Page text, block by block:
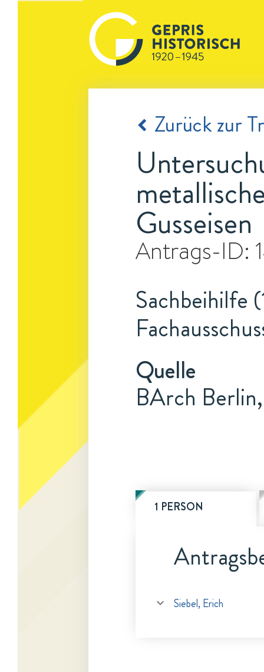
Zurück zur
Gusseisen
Antrags-ID:
Sachbeihilfe
Quelle
BArch
1 PERSON
Siebel, Erich